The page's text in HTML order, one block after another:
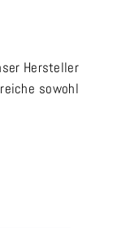
Hersteller
sowohl